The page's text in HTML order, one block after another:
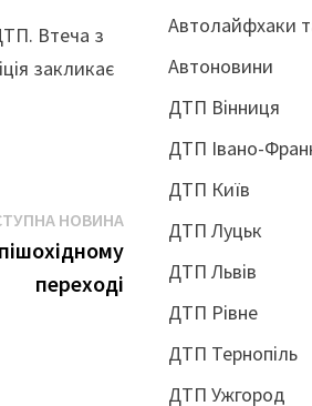
Втеча з
закликає
НОВИНАНаступна
новина:
переході
Автолайфхаки
Автоновини
ДТП Вінниця
ДТП Івано-
ДТП Київ
ДТП Луцьк
ДТП Львів
ДТП Рівне
ДТП Тернопіль
ДТП Ужгород